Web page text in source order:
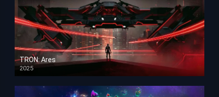
TRON: Ares
2025
HD 1080p